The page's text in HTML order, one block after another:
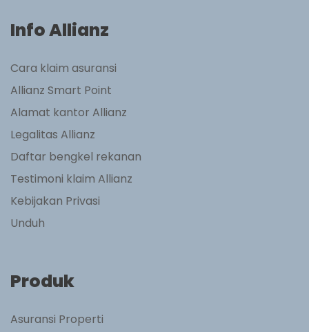
Info Allianz
Cara klaim asuransi
Allianz Smart Point
Alamat kantor Allianz
Legalitas Allianz
Daftar bengkel rekanan
Testimoni klaim Allianz
Kebijakan Privasi
Unduh
Produk
Asuransi Properti